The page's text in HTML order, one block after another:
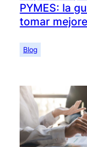
PYMES: la
tomar
Blog